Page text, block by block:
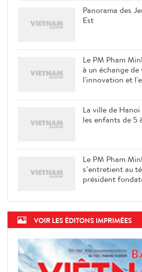
Panorama des
Est
Le PM Pham
à un échange de
l'innovation et
La ville de
les enfants de 5
Le PM Pham
s’entretient au
président
VOIR LES ÉDITONS IMPRIMÉES